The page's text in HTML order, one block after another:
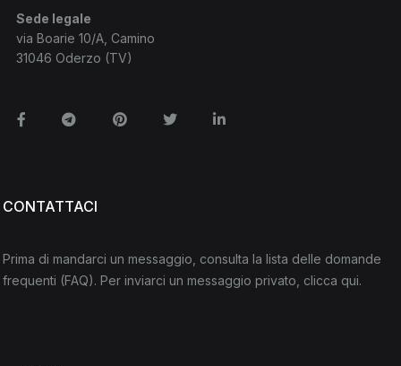
Sede legale
via Boarie 10/A, Camino
31046 Oderzo (TV)
FacebookTelegramPinterestTwitterLinkedin
CONTATTACI
Prima di mandarci un messaggio, consulta la lista delle domande
frequenti (FAQ). Per inviarci un messaggio privato, clicca qui.